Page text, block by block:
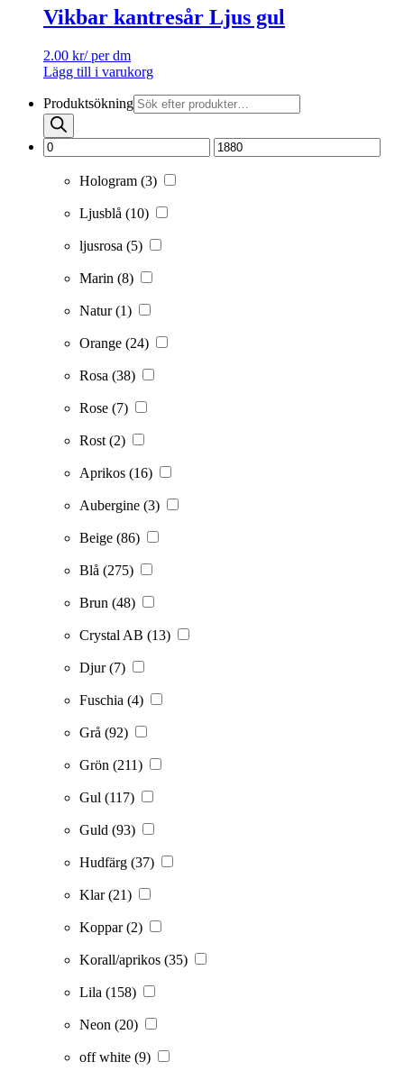
Vikbar kantresår Ljus gul
2.00 kr/ per dm
Lägg till i varukorg
Produktsökning
Hologram (3)
Ljusblå (10)
ljusrosa (5)
Marin (8)
Natur(1)
Orange (24)
Rosa (38)
Rose (7)
Rost (2)
Aprikos (16)
Aubergine (3)
Beige (86)
Blå (275)
Brun (48)
Crystal AB (13)
Djur(7)
Fuschia (4)
Grå (92)
Grön (211)
Gul (117)
Guld (93)
Hudfärg (37)
Klar(21)
Koppar(2)
Korall/aprikos (35)
Lila (158)
Neon (20)
off white (9)